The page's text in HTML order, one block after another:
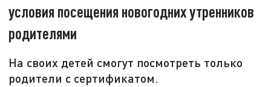
условия посещения новогодних утренников
родителями
На своих детей смогут посмотреть только
родители с сертификатом.